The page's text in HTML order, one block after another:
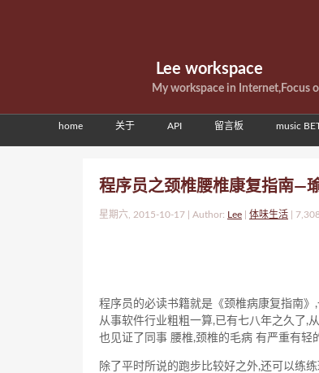
Lee workspace
My workspace in Internet,Focus
home 关于 API 留言板 music
程序员之颈椎腰椎康复指南—
星期六, 2015-10-17 | Author: Lee 体味生活
程序员的必读书籍就是《颈椎病康复指南
从事软件行业粗粗一算,已有七八年之久了,
也见证了同事 腰椎,颈椎的毛病 有严重有轻
除了平时所说的跑步比较好之外,还可以练